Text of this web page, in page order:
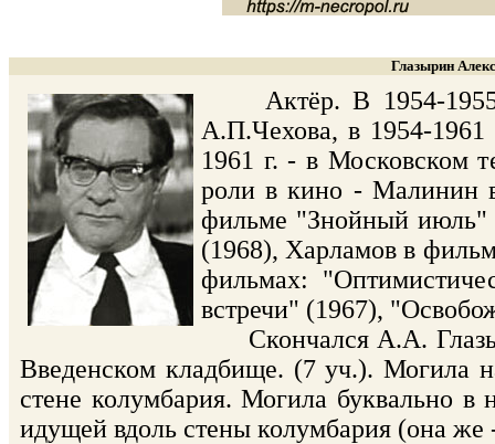
Глазырин
Актёр. В 1954-1955
А.П.Чехова, в 1954-
1961 г. - в Московском
роли в кино - Малинин
фильме "Знойный
(1968), Харламов в
фильмах:
встречи" (1967),
Скончался А.А.
Введенском кладбище. (7 уч.). Могила
стене колумбария. Могила буквально в
идущей вдоль стены колумбария (она же